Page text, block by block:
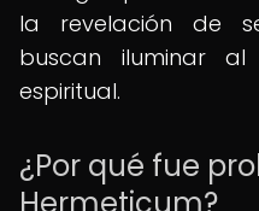
la revelación de
buscan iluminar
espiritual.
¿Por qué fue